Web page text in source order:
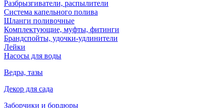
Разбрызгиватели, распылители
Система капельного полива
Шланги поливочные
Комплектующие, муфты, фитинги
Брандспойты, удочки-удлинители
Лейки
Насосы для воды
Ведра, тазы
Декор для сада
Заборчики и бордюры